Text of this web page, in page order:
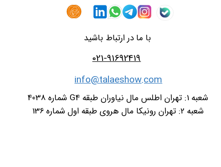
شعبه 1: تهران اطلس مال نیاوران طبقه G4 شماره 4038
شعبه 2: تهران رونیکا مال هروی طبقه اول شماره 136
021-91692419
info@talaeshow.com
با ما در ارتباط باشید